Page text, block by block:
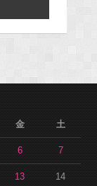
金 土
6 7
13 14